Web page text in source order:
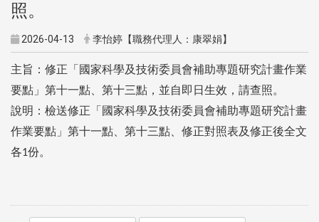
照。
2026-04-13 李怡婷【職務代理人：康翠娟】
主旨：修正「國家科學及技術委員會補助專題研究計畫作業
要點」第十一點、第十三點，並自即日生效，請查照。
說明：檢送修正「國家科學及技術委員會補助專題研究計畫
作業要點」第十一點、第十三點、修正對照表及修正後全文
各1份。